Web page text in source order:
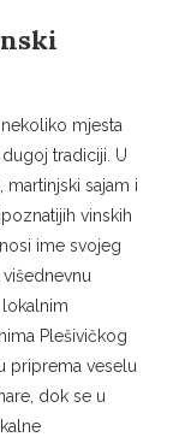
mjesta
tradiciji. U
sajam i
vinskih
ime svojeg
Plešivičkog
priprema veselu
dok se u